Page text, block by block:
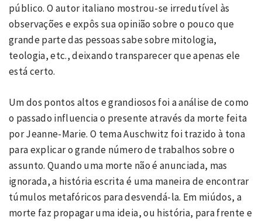
público. O autor italiano mostrou-se irredutível às
observações e expôs sua opinião sobre o pouco que
grande parte das pessoas sabe sobre mitologia,
teologia, etc., deixando transparecer que apenas ele
está certo.
Um dos pontos altos e grandiosos foi a análise de como
o passado influencia o presente através da morte feita
por Jeanne-Marie. O tema Auschwitz foi trazido à tona
para explicar o grande número de trabalhos sobre o
assunto. Quando uma morte não é anunciada, mas
ignorada, a história escrita é uma maneira de encontrar
túmulos metafóricos para desvendá-la. Em miúdos, a
morte faz propagar uma ideia, ou história, para frente e